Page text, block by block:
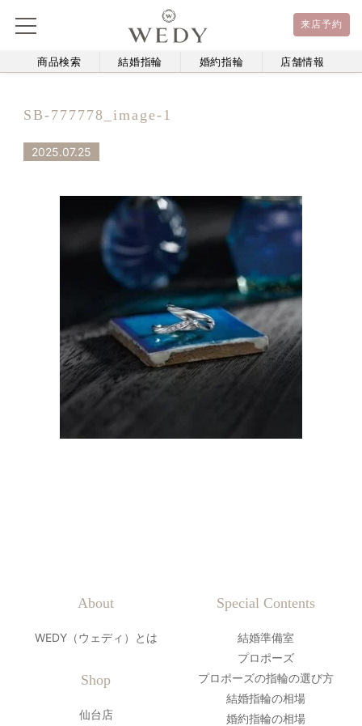
来店予約
商品検索 結婚指輪 婚約指輪 店舗情報
SB-777778_image-1
2025.07.25
About
WEDY（ウェディ）とは
Shop
仙台店
Special Contents
結婚準備室
プロポーズ
プロポーズの指輪の選び方
結婚指輪の相場
婚約指輪の相場